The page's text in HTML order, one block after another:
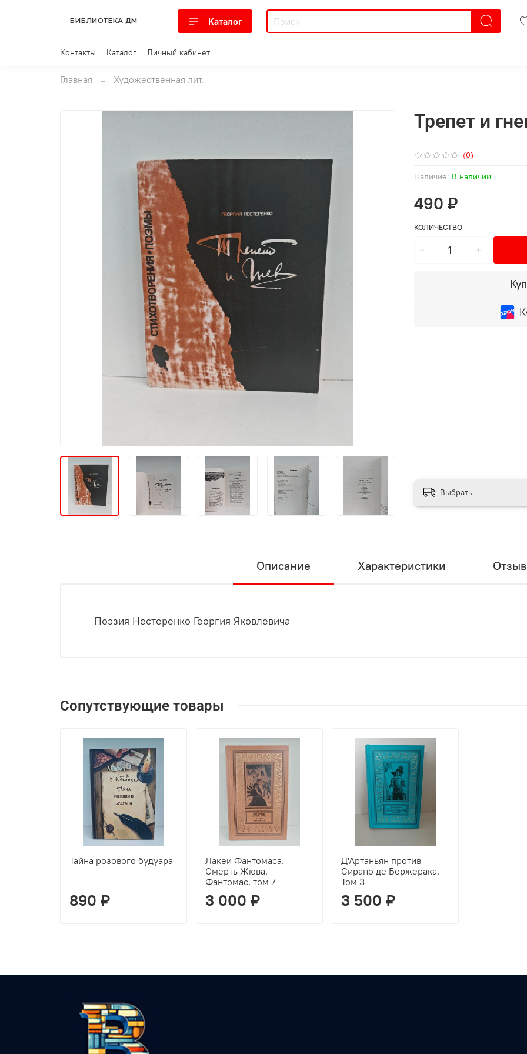
БИБЛИОТЕКА ДМ Каталог
Контакты Каталог Личный кабинет
Главная Художественная лит.
(0)
Наличие: В наличии
Трепет и
490 ₽
КОЛИЧЕСТВО
Выбрать
Описание Характеристики
Поэзия Нестеренко Георгия Яковлевича
Сопутствующие товары
Тайна розового будуара
890 ₽
Лакеи Фантомаса.
Смерть Жюва.
Фантомас, том 7
3 000 ₽
Д'Артаньян против
Сирано де Бержерака.
Том 3
3 500 ₽